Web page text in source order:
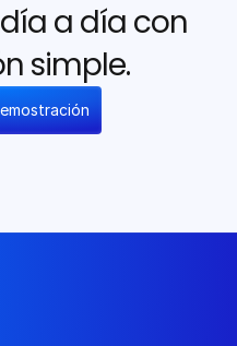
a día con
simple.